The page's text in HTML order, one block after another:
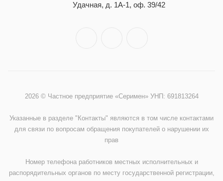
Удачная, д. 1А-1, оф. 39/42
2026 © Частное предприятие «Серимен» УНП: 691813264
Указанные в разделе "Контакты" являются в том числе контактами
для связи по вопросам обращения покупателей о нарушении их
прав
Номер телефона работников местных исполнительных и
распорядительных органов по месту государственной регистрации,